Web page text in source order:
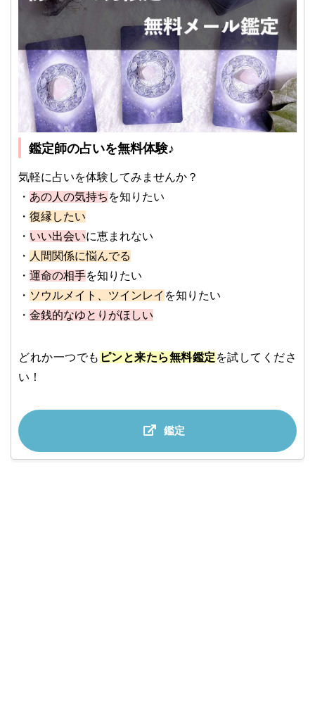
鑑定師の占いを無料体験♪
気軽に占いを体験してみませんか？
・ あの人の気持ち を知りたい
・ 復縁したい
・ いい出会いに恵まれない
・ 人間関係に悩んでる
・ 運命の相手を知りたい
・ ソウルメイト、ツインレイ を知りたい
・ 金銭的なゆとりがほしい
どれか一つでも ピンと来たら無料鑑定 を試してくださ
い！
鑑定